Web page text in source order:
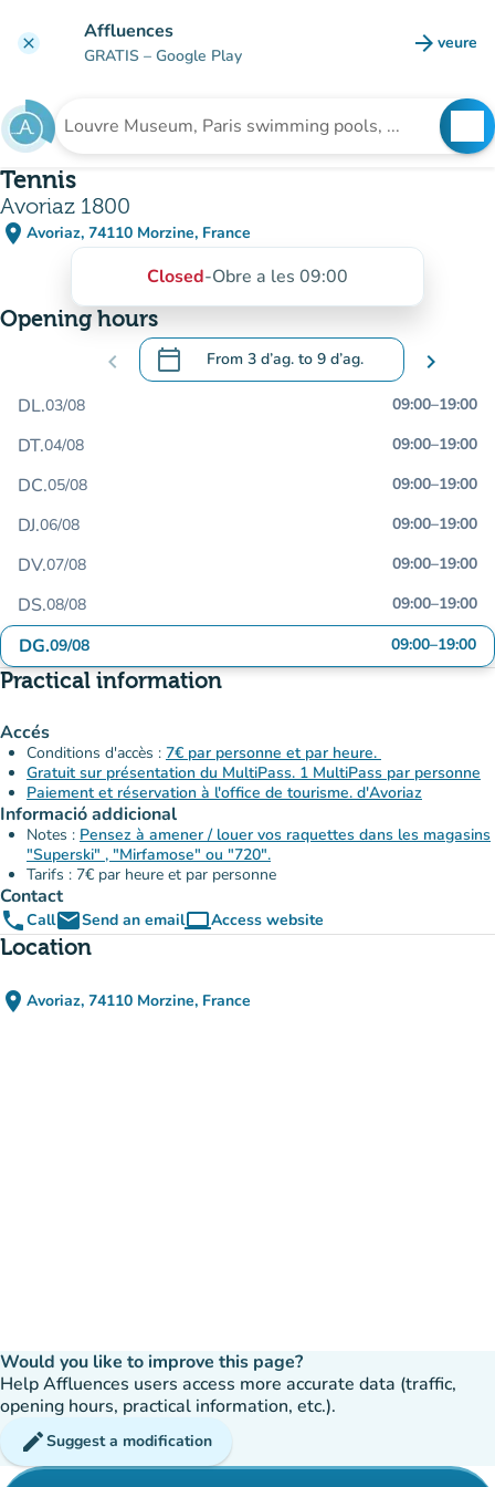
clear Affluences
GRATIS – Google Play arrow_forward veure
(new
Search for an institution
Tennis
Avoriaz 1800
place Avoriaz, 74110 Morzine, France
(open in Google Maps)
(new tab)
Closed-Obre a les 09:00
Opening hours
chevron_left calendar_today From 3 d’ag. to 9 d’ag.
.Open the calendar to change dates
chevron_right
DL.03/08 09:00–19:00
DT.04/08 09:00–19:00
DC.05/08 09:00–19:00
DJ.06/08 09:00–19:00
DV.07/08 09:00–19:00
DS.08/08 09:00–19:00
DG.09/08 09:00–19:00
Practical information
Accés
Conditions d'accès : 7€ par personne et par heure.
Gratuit sur présentation du MultiPass. 1 MultiPass par personne
Paiement et réservation à l'office de tourisme. d'Avoriaz
Informació addicional
Notes : Pensez à amener / louer vos raquettes dans les magasins
"Superski" , "Mirfamose" ou "720".
Tarifs : 7€ par heure et par personne
Contact
phoneCallemailSend an emailcomputerAccess website
(new tab)
Location
place Avoriaz, 74110 Morzine, France
(open in Google Maps)
(new tab)
Would you like to improve this page?
Help Affluences users access more accurate data (traffic,
opening hours, practical information, etc.).
editSuggest a modification